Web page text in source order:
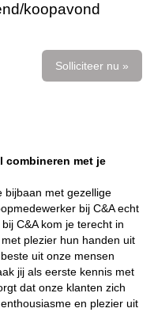
koopavond
Solliciteer nu »
combineren met je
bijbaan met gezellige
bij C&A echt
C&A kom je terecht in
plezier hun handen uit
uit onze mensen
jij als eerste kennis met
dat onze klanten zich
en plezier uit